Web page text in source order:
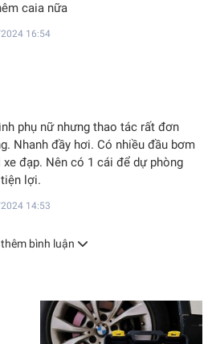
caia nữa
16:54
phụ nữ nhưng thao tác rất đơn
Nhanh đầy hơi. Có nhiều đầu bơm
đạp. Nên có 1 cái để dự phòng
lợi.
14:53
bình luận